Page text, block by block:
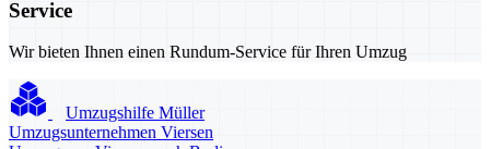
Service
Wir bieten Ihnen einen Rundum-Service für Ihren Umzug
Umzugshilfe Müller
Umzugsunternehmen Viersen